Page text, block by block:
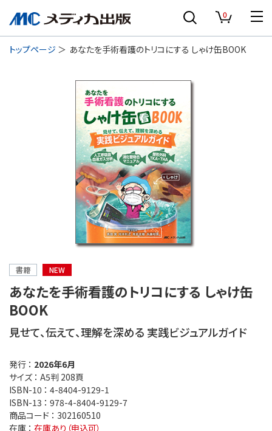
0
トップページ あなたを手術看護のトリコにする しゃけ缶BOOK
書籍 NEW
あなたを手術看護のトリコにする しゃけ缶
BOOK
見せて、伝えて、理解を深める 実践ビジュアルガイド
発行 ： 2026年6月
サイズ ： A5判 208頁
ISBN-10 ： 4-8404-9129-1
ISBN-13 ： 978-4-8404-9129-7
商品コード ： 302160510
在庫 ： 在庫あり（申込可）